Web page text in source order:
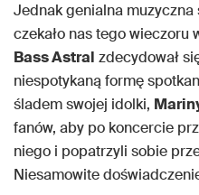
Jednak genialna
czekało nas tego wieczoru
Bass Astral zdecydował
niespotykaną formę
śladem swojej idolki,
fanów, aby po koncercie
niego i popatrzyli sobie
Niesamowite